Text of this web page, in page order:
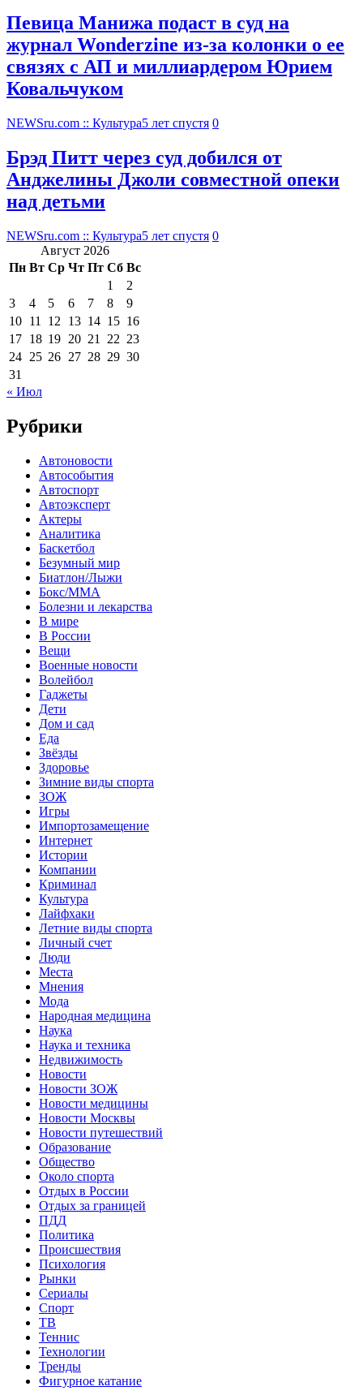
Певица Манижа подаст в суд на
журнал Wonderzine из-за колонки о ее
связях с АП и миллиардером Юрием
Ковальчуком
NEWSru.com :: Культура5 лет спустя 0
Брэд Питт через суд добился от
Анджелины Джоли совместной опеки
над детьми
NEWSru.com :: Культура5 лет спустя 0
Август 2026
Пн Вт Ср Чт Пт Сб Вс
1
2
3
4 5 6 7 8
9
10 11 12 13 14 15 16
17 18 19 20 21 22 23
24 25 26 27 28 29 30
31
« Июл
Рубрики
Автоновости
Автособытия
Автоспорт
Автоэксперт
Актеры
Аналитика
Баскетбол
Безумный мир
Биатлон/Лыжи
Бокс/MMA
Болезни и лекарства
В мире
В России
Вещи
Военные новости
Волейбол
Гаджеты
Дети
Дом и сад
Еда
Звёзды
Здоровье
Зимние виды спорта
ЗОЖ
Игры
Импортозамещение
Интернет
Истории
Компании
Криминал
Культура
Лайфхаки
Летние виды спорта
Личный счет
Люди
Места
Мнения
Мода
Народная медицина
Наука
Наука и техника
Недвижимость
Новости
Новости ЗОЖ
Новости медицины
Новости Москвы
Новости путешествий
Образование
Общество
Около спорта
Отдых в России
Отдых за границей
ПДД
Политика
Происшествия
Психология
Рынки
Сериалы
Спорт
ТВ
Теннис
Технологии
Тренды
Фигурное катание